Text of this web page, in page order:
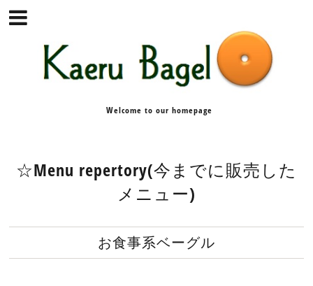
Welcome to our homepage
☆Menu repertory(今までに販売した
メニュー)
お食事系ベーグル